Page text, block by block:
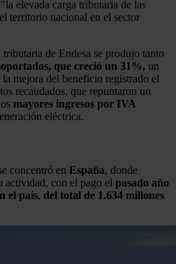
elevada carga tributaria de las
territorio nacional en el sector
de Endesa se produjo tanto
que creció un 31%, un
mejora del beneficio registrado el
recaudados, que repuntaron un
mayores ingresos por IVA
eléctrica.
concentró en España, donde
actividad, con el pago el pasado año
el país, del total de 1.634 millones